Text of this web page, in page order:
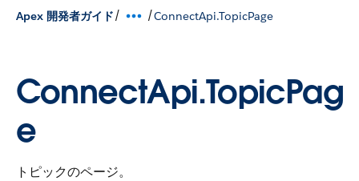
Apex 開発者ガイド/ /ConnectApi.TopicPage
ConnectApi.TopicPag
e
トピックのページ。